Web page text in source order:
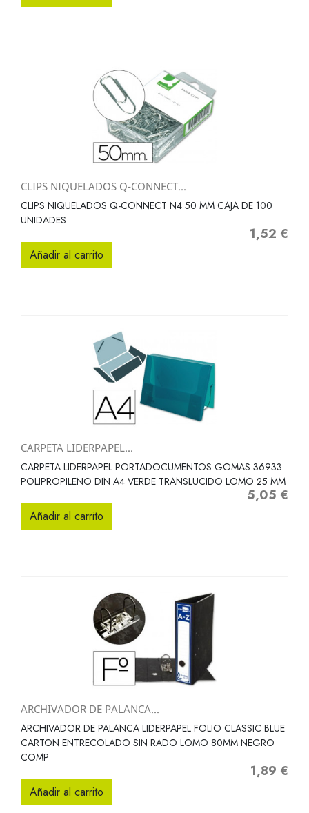
CLIPS NIQUELADOS Q-CONNECT...
CLIPS NIQUELADOS Q-CONNECT N4 50 MM CAJA DE 100
UNIDADES
Precio
1,52 €
Añadir al carrito
CARPETA LIDERPAPEL...
CARPETA LIDERPAPEL PORTADOCUMENTOS GOMAS 36933
POLIPROPILENO DIN A4 VERDE TRANSLUCIDO LOMO 25 MM
Precio
5,05 €
Añadir al carrito
ARCHIVADOR DE PALANCA...
ARCHIVADOR DE PALANCA LIDERPAPEL FOLIO CLASSIC BLUE
CARTON ENTRECOLADO SIN RADO LOMO 80MM NEGRO
COMP
Precio
1,89 €
Añadir al carrito